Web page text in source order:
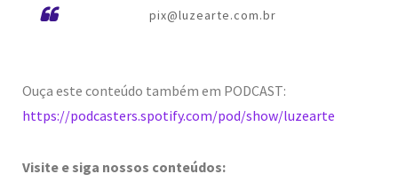
pix@luzearte.com.br
Ouça este conteúdo também em PODCAST:
https://podcasters.spotify.com/pod/show/luzearte
Visite e siga nossos conteúdos: